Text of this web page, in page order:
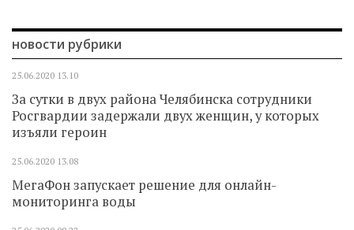
новости рубрики
25.06.2020 13.10
За сутки в двух района Челябинска сотрудники
Росгвардии задержали двух женщин, у которых
изъяли героин
25.06.2020 13.08
МегаФон запускает решение для онлайн-
мониторинга воды